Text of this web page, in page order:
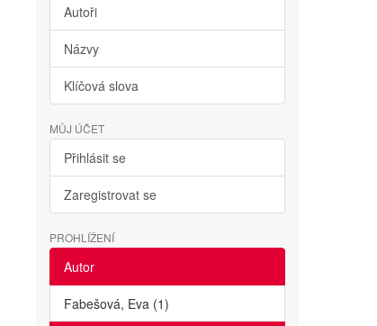
Autoři
Názvy
Klíčová slova
MŮJ ÚČET
Přihlásit se
Zaregistrovat se
PROHLÍŽENÍ
Autor
Fabešová, Eva (1)